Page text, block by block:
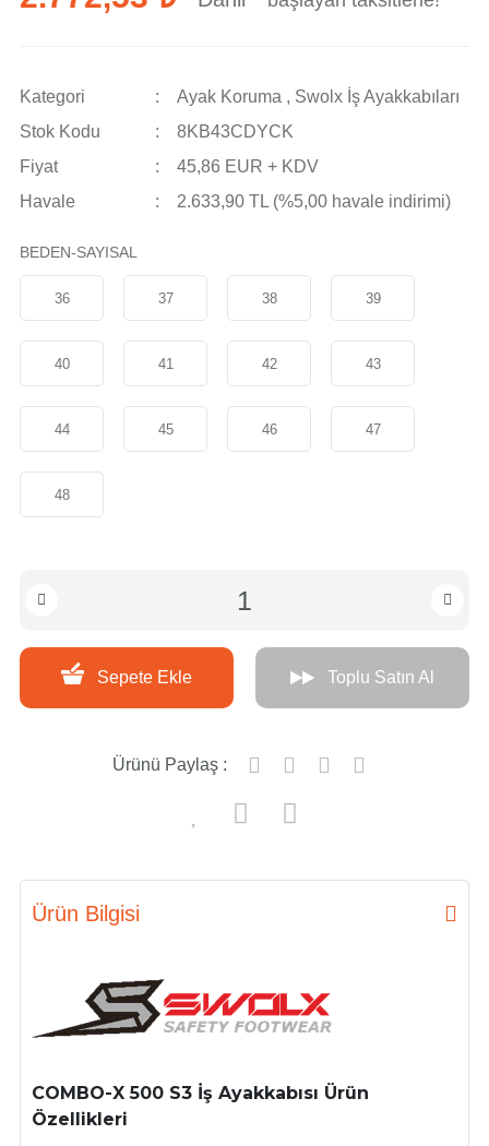
Kategori Ayak Koruma , Swolx İş Ayakkabıları
Stok Kodu
8KB43CDYCK
Fiyat
45,86 EUR + KDV
Havale
2.633,90 TL (%5,00 havale indirimi)
BEDEN-SAYISAL
36 37 38 39
40 41 42 43
44 45 46 47
48
Sepete Ekle Toplu Satın Al
Ürünü Paylaş :
Ürün Bilgisi
COMBO-X 500 S3 İş Ayakkabısı Ürün
Özellikleri